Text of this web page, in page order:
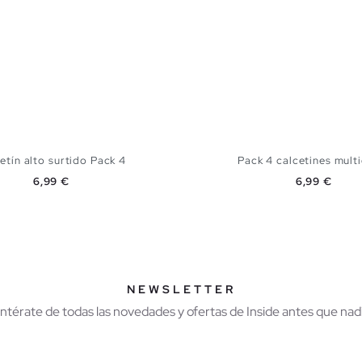
alto surtido Pack 4
Precio
6,99 €
Pack 4 calcetines
Precio
6,99 €
NEWSLETTER
de todas las novedades y ofertas de Inside antes que